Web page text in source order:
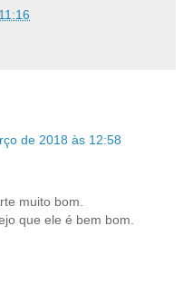
11:16
de 2018 às 12:58
muito bom.
que ele é bem bom.